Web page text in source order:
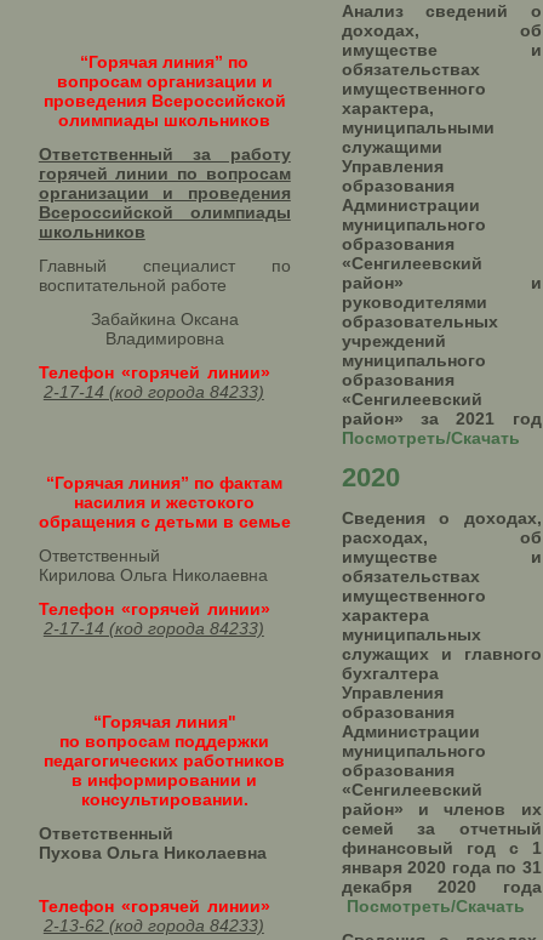
“Горячая линия” по
вопросам организации и
проведения Всероссийской
олимпиады школьников
Ответственный за работу
горячей линии по вопросам
организации и проведения
Всероссийской олимпиады
школьников​
Главный специалист по
воспитательной работе
Забайкина Оксана
Владимировна
Телефон «горячей линии»
2-17-14 (код города 84233)
“Горячая линия” по фактам
насилия и жестокого
обращения с детьми в семье
Ответственный
Кирилова Ольга Николаевна
Телефон «горячей линии»
2-17-14 (код города 84233)
“Горячая линия"
по вопросам поддержки
педагогических работников
в информировании и
консультировании.
Ответственный
Пухова Ольга Николаевна
Телефон «горячей линии»
2-13-62 (код города 84233)
Анализ сведений о
доходах, об
имуществе и
обязательствах
имущественного
характера,
муниципальными
служащими
Управления
образования
Администрации
муниципального
образования
«Сенгилеевский
район» и
руководителями
образовательных
учреждений
муниципального
образования
«Сенгилеевский
район» за 2021 год
Посмотреть/Скачать
2020
Сведения о доходах,
расходах, об
имуществе и
обязательствах
имущественного
характера
муниципальных
служащих и главного
бухгалтера
Управления
образования
Администрации
муниципального
образования
«Сенгилеевский
район» и членов их
семей за отчетный
финансовый год с 1
января 2020 года по 31
декабря 2020 года
Посмотреть/Скачать